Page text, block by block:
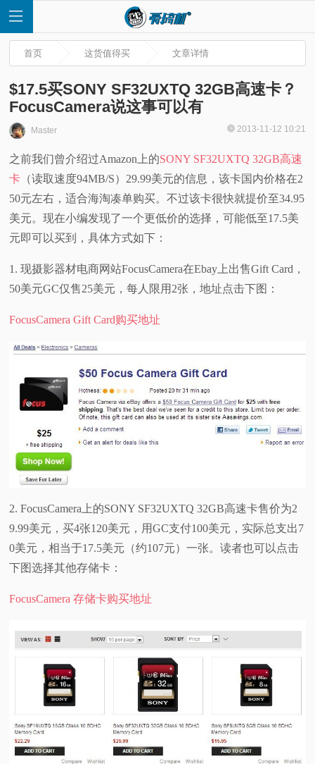
首
页
快
讯
评
科
验
专
首页 这货值得买 文章详情
$17.5买SONY SF32UXTQ 32GB高速卡？
FocusCamera说这事可以有
Master 2013-11-12 10:21
之前我们曾介绍过Amazon上的SONY SF32UXTQ 32GB高速
卡 （读取速度94MB/S）29.99美元的信息，该卡国内价格在2
50元左右，适合海淘凑单购买。不过该卡很快就提价至34.95
美元。现在小编发现了一个更低价的选择，可能低至17.5美
元即可以买到，具体方式如下：
1. 现摄影器材电商网站FocusCamera在Ebay上出售Gift Card，
50美元GC仅售25美元，每人限用2张，地址点击下图：
FocusCamera Gift Card购买地址
2. FocusCamera上的SONY SF32UXTQ 32GB高速卡售价为2
9.99美元，买4张120美元，用GC支付100美元，实际总支出7
0美元，相当于17.5美元（约107元）一张。读者也可以点击
下图选择其他存储卡：
FocusCamera 存储卡购买地址